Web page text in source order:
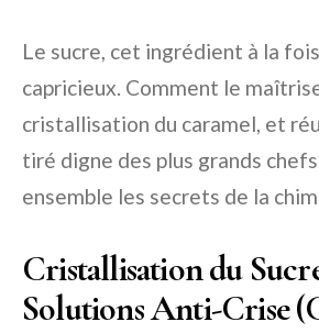
Le sucre, cet ingrédient à la
capricieux. Comment le
cristallisation du caramel, et
tiré digne des plus grands
ensemble les secrets de la
Cristallisation du
Solutions Anti-Crise